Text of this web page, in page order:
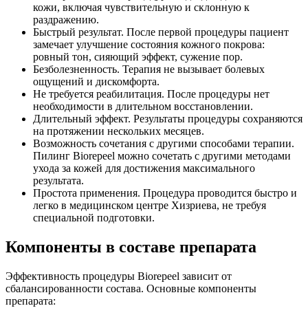
кожи, включая чувствительную и склонную к
раздражению.
Быстрый результат. После первой процедуры пациент
замечает улучшение состояния кожного покрова:
ровный тон, сияющий эффект, сужение пор.
Безболезненность. Терапия не вызывает болевых
ощущений и дискомфорта.
Не требуется реабилитация. После процедуры нет
необходимости в длительном восстановлении.
Длительный эффект. Результаты процедуры сохраняются
на протяжении нескольких месяцев.
Возможность сочетания с другими способами терапии.
Пилинг Biorepeel можно сочетать с другими методами
ухода за кожей для достижения максимального
результата.
Простота применения. Процедура проводится быстро и
легко в медицинском центре Хизриева, не требуя
специальной подготовки.
Компоненты в составе препарата
Эффективность процедуры Biorepeel зависит от
сбалансированности состава. Основные компоненты
препарата: